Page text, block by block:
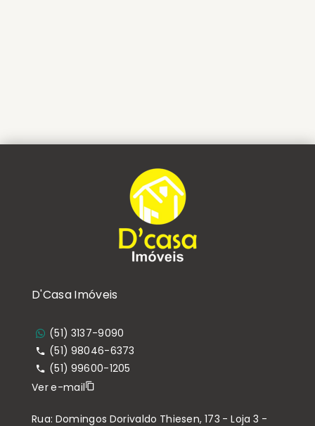
D'Casa Imóveis
(51) 3137-9090
(51) 98046-6373
(51) 99600-1205
Ver e-mail
Rua: Domingos Dorivaldo Thiesen, 173 - Loja 3 -